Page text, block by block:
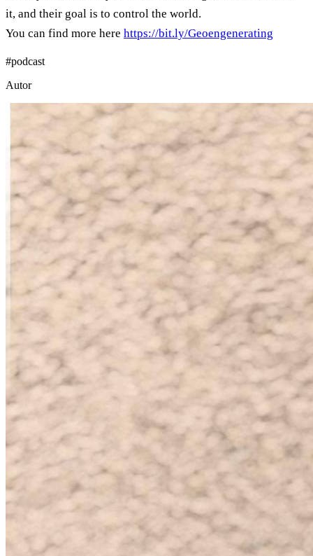
it, and their goal is to control the world.
You can find more here https://bit.ly/Geoengenerating
#podcast
Autor